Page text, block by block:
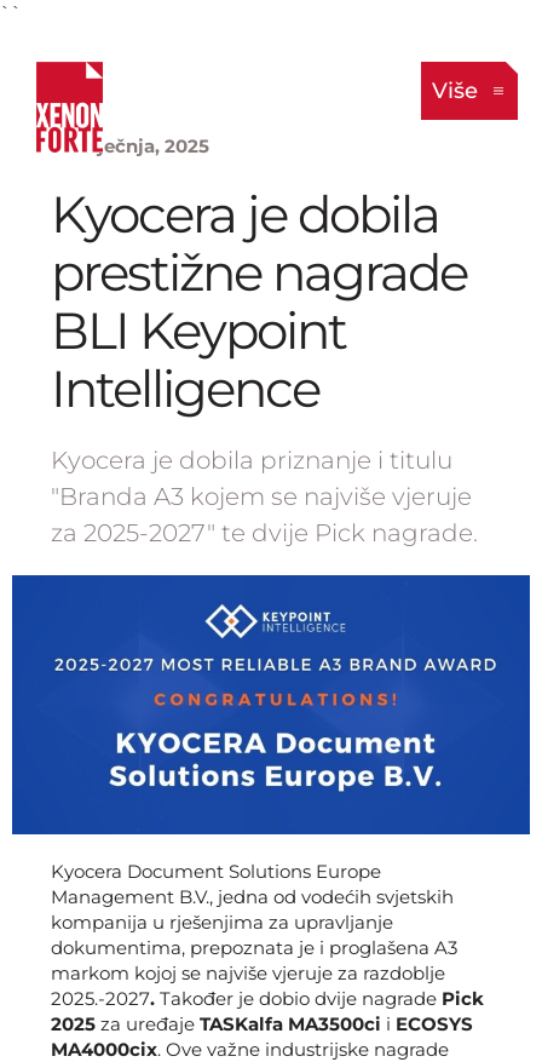
``
Više
22. siječnja, 2025
Kyocera je dobila
prestižne nagrade
BLI Keypoint
Intelligence
Kyocera je dobila priznanje i titulu
"Branda A3 kojem se najviše vjeruje
za 2025-2027" te dvije Pick nagrade.
Kyocera Document Solutions Europe
Management B.V., jedna od vodećih svjetskih
kompanija u rješenjima za upravljanje
dokumentima, prepoznata je i proglašena A3
markom kojoj se najviše vjeruje za razdoblje
2025.-2027. Također je dobio dvije nagrade Pick
2025 za uređaje TASKalfa MA3500ci i ECOSYS
MA4000cix. Ove važne industrijske nagrade